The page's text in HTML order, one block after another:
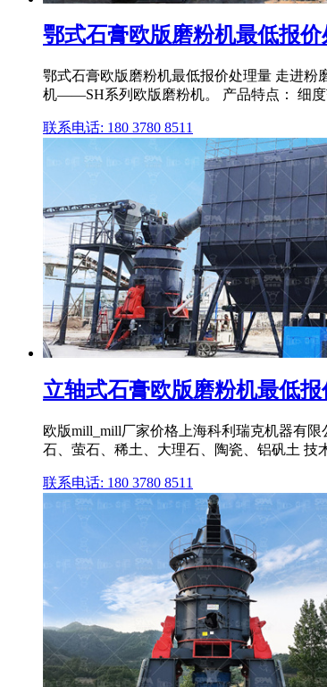
鄂式石膏欧版磨粉机最低报价
鄂式石膏欧版磨粉机最低报价处理量 走进粉
机——SH系列欧版磨粉机。 产品特点： 细
联系电话: 180 3780 8511
立轴式石膏欧版磨粉机最低报
欧版mill_mill厂家价格上海科利瑞克机器有
石、萤石、稀土、大理石、陶瓷、铝矾土 技
联系电话: 180 3780 8511